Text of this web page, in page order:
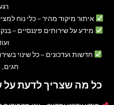
איתור מיקוד מהיר– כלי נוח
מידע על שירותים פיננסיים –
חדשות ועדכונים – כל שינוי
חגים,
כל מה שצריך לדעת על